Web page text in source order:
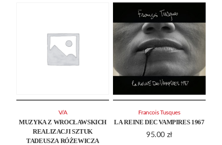
MUZYKA Z WROCŁAWSKICH
REALIZACJI SZTUK
TADEUSZA RÓŻEWICZA
V/A
LA REINE DEC VAMPIRES 1967
95.00 zł
Francois Tusques